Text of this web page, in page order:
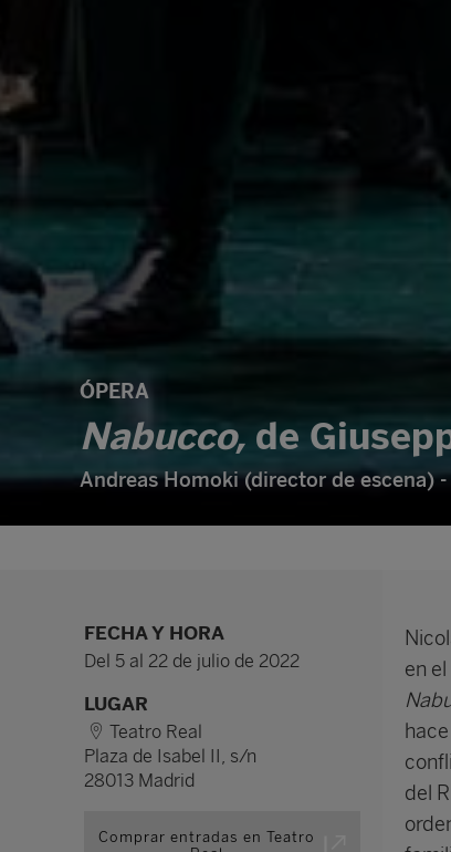
ÓPERA
Nabucco, de
Andreas Homoki (director de escena)
FECHA Y HORA
Del 5 al 22 de julio de 2022
LUGAR
Teatro Real
Plaza de Isabel II, s/n
28013 Madrid
Comprar entradas en Teatro
en
del